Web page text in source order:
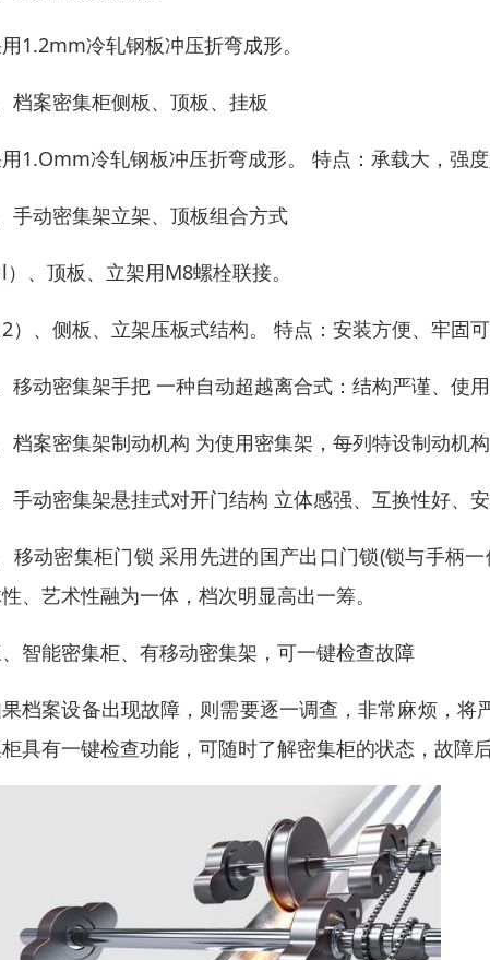
1.2mm冷轧钢板冲压折弯成形。
档案密集柜侧板、顶板、挂板
1.Omm冷轧钢板冲压折弯成形。 特点：承载大，强度
手动密集架立架、顶板组合方式
l）、顶板、立架用M8螺栓联接。
2）、侧板、立架压板式结构。 特点：安装方便、牢固可
移动密集架手把 一种自动超越离合式：结构严谨、使
档案密集架制动机构 为使用密集架，每列特设制动机
手动密集架悬挂式对开门结构 立体感强、互换性好、安
移动密集柜门锁 采用先进的国产出口门锁(锁与手柄
、艺术性融为一体，档次明显高出一筹。
智能密集柜、有移动密集架，可一键检查故障
档案设备出现故障，则需要逐一调查，非常麻烦，
具有一键检查功能，可随时了解密集柜的状态，故障